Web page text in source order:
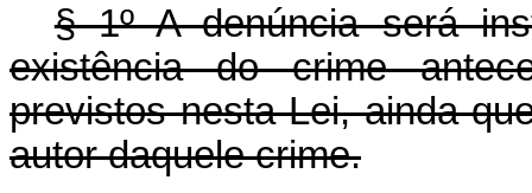
§ 1º A denúncia será
existência do crime
previstos nesta Lei, ainda
autor daquele crime.